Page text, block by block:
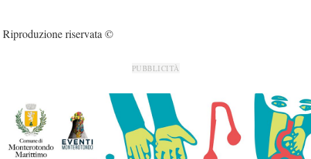
Riproduzione riservata ©
PUBBLICITÀ